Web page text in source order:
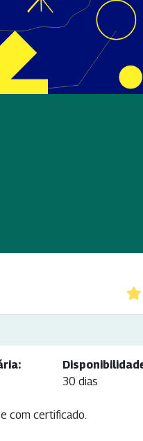
30 dias
com certificado.